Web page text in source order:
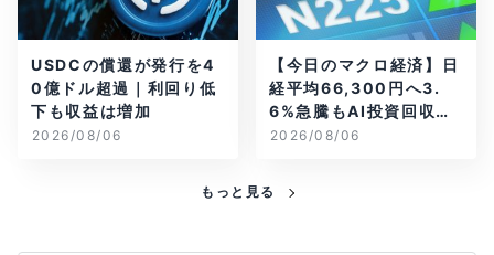
USDCの償還が発行を4
0億ドル超過｜利回り低
下も収益は増加
2026/08/06
【今日のマクロ経済】日
経平均66,300円へ3.
6%急騰もAI投資回収懸
念が再燃
2026/08/06
もっと見る